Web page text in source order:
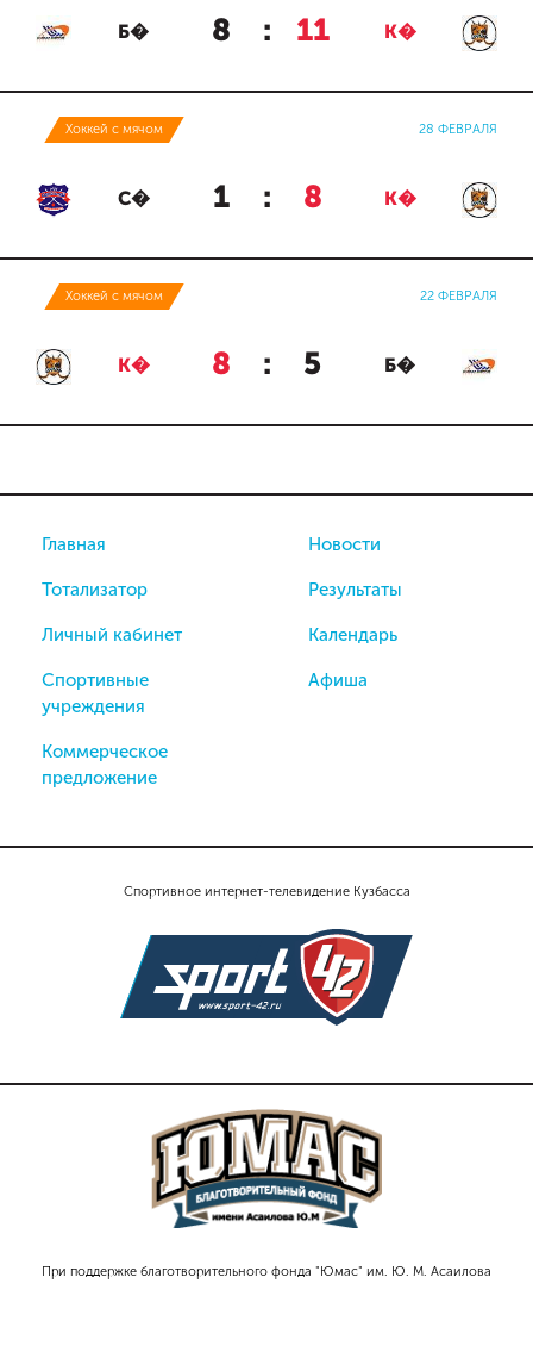
Б� 8 : 11 К�
Хоккей с мячом 28 ФЕВРАЛЯ
С� 1 : 8 К�
Хоккей с мячом 22 ФЕВРАЛЯ
К� 8 : 5 Б�
Спортивное интернет-телевидение Кузбасса
При поддержке благотворительного фонда "Юмас" им. Ю. М. Асаилова
Главная
Тотализатор
Личный кабинет
Спортивные
учреждения
Коммерческое
предложение
Новости
Результаты
Календарь
Афиша